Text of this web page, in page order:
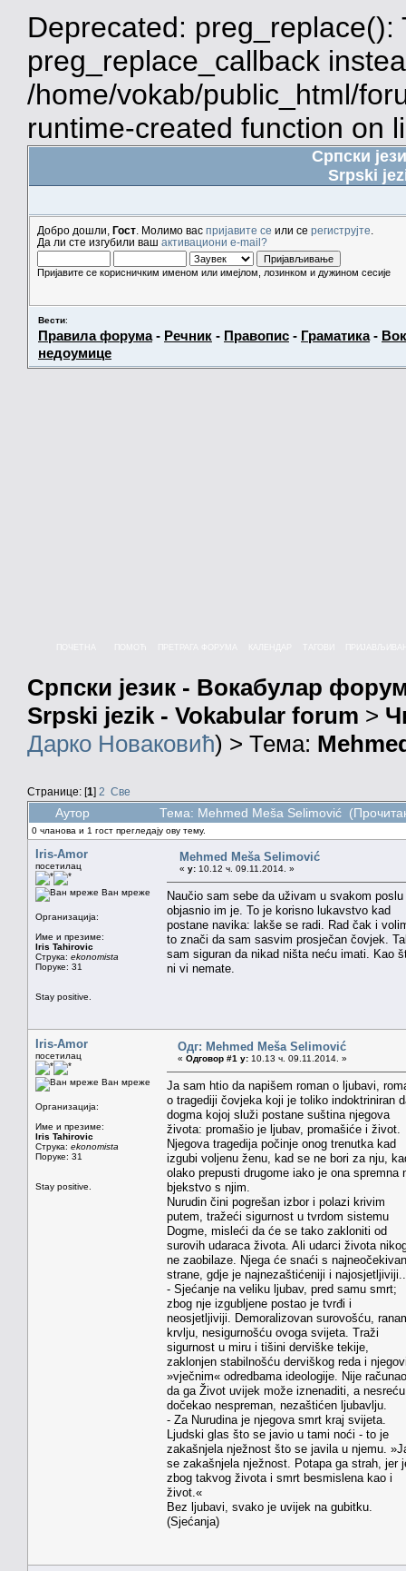
Deprecated:
preg_replace_callback
/home/vokab/public_html/
runtime-created function on
Српски
Srpski
Добро дошли, Гост . Молимо вас пријавите се или се региструјте
Да ли сте изгубили ваш активациони e-mail?
Пријавите се корисничким именом или имејлом, лозинком и дужином сесије
Вести:
Правила форума- Речник - Правопис - Граматика-
недоумице
КАЛЕНДАР
Српски језик - Вокабулар
Srpski jezik - Vokabular forum >
Дарко Новаковић) > Тема:
Странице: [1] 2 Све
Аутор Тема: Mehmed Meša Selimović
0 чланова и 1 гост прегледају ову тему.
Iris-Amor
посетилац
Ван мреже
Организација:
Име и презиме:
Iris Tahirovic
Струка: ekonomista
Поруке: 31
Stay positive.
Mehmed Meša Selimović
« у: 10.12 ч. 09.11.2014. »
Naučio sam sebe da uživam u svakom poslu
objasnio im je. To je korisno lukavstvo kad
postane navika: lakše se radi. Rad čak i
to znači da sam sasvim prosječan čovjek.
sam siguran da nikad ništa neću imati. Kao
ni vi nemate.
Iris-Amor
посетилац
Ван мреже
Организација:
Име и презиме:
Iris Tahirovic
Струка: ekonomista
Поруке: 31
Stay positive.
Одг: Mehmed Meša Selimović
« Одговор #1 у: 10.13 ч. 09.11.2014. »
Ja sam htio da napišem roman o ljubavi,
o tragediji čovjeka koji je toliko indoktriniran
dogma kojoj služi postane suština njegova
života: promašio je ljubav, promašiće i život.
Njegova tragedija počinje onog trenutka kad
izgubi voljenu ženu, kad se ne bori za nju,
olako prepusti drugome iako je ona spremna
bjekstvo s njim.
Nurudin čini pogrešan izbor i polazi krivim
putem, tražeći sigurnost u tvrdom sistemu
Dogme, misleći da će se tako zakloniti od
surovih udaraca života. Ali udarci života
ne zaobilaze. Njega će snaći s
strane, gdje je najnezaštićeniji i
- Sjećanje na veliku ljubav, pred samu smrt;
zbog nje izgubljene postao je tvrđi i
neosjetljiviji. Demoralizovan surovošću,
krvlju, nesigurnošću ovoga svijeta. Traži
sigurnost u miru i tišini derviške tekije,
zaklonjen stabilnošću derviškog reda i
»vječnim« odredbama ideologije. Nije računao
da ga Život uvijek može iznenaditi, a
dočekao nespreman, nezaštićen ljubavlju.
- Za Nurudina je njegova smrt kraj svijeta.
Ljudski glas što se javio u tami noći - to je
zakašnjela nježnost što se javila u njemu.
se zakašnjela nježnost. Potapa ga strah, jer
zbog takvog života i smrt besmislena kao i
život.«
Bez ljubavi, svako je uvijek na gubitku.
(Sjećanja)